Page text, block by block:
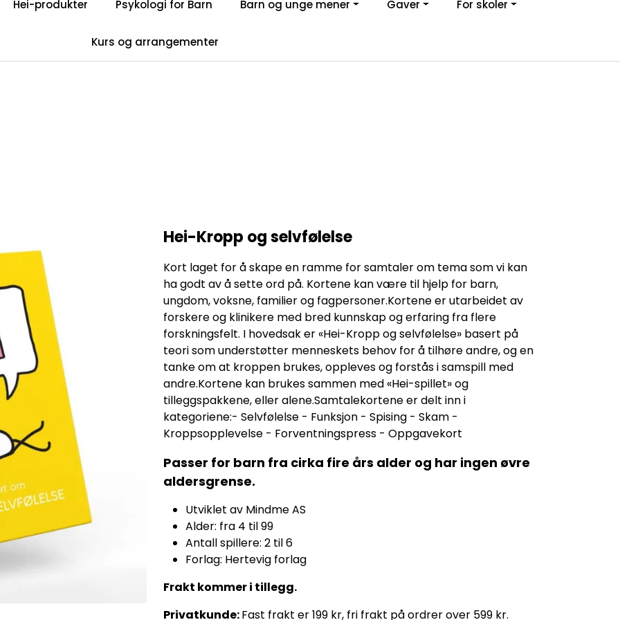
Privatkunde: Fri frakt på ordre over 599 kr.
Hei-produkter Psykologi for Barn Barn og unge mener Gaver For skoler
Kurs og arrangementer
Hei-Kropp og selvfølelse
Kort laget for å skape en ramme for samtaler om tema som vi kan
ha godt av å sette ord på. Kortene kan være til hjelp for barn,
ungdom, voksne, familier og fagpersoner.Kortene er utarbeidet av
forskere og klinikere med bred kunnskap og erfaring fra flere
forskningsfelt. I hovedsak er «Hei-Kropp og selvfølelse» basert på
teori som understøtter menneskets behov for å tilhøre andre, og en
tanke om at kroppen brukes, oppleves og forstås i samspill med
andre.Kortene kan brukes sammen med «Hei-spillet» og
tilleggspakkene, eller alene.Samtalekortene er delt inn i
kategoriene:- Selvfølelse - Funksjon - Spising - Skam -
Kroppsopplevelse - Forventningspress - Oppgavekort
Passer for barn fra cirka fire års alder og har ingen øvre
aldersgrense.
Utviklet av Mindme AS
Alder: fra 4 til 99
Antall spillere: 2 til 6
Forlag: Hertevig forlag
Frakt kommer i tillegg.
Privatkunde:Fast frakt er 199 kr, fri frakt på ordrer over 599 kr.